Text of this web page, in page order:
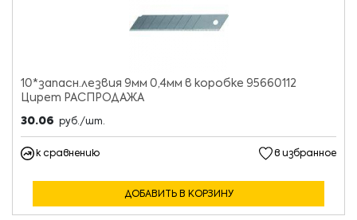
10*запасн.лезвия 9мм 0,4мм в коробке 95660112
Цирет РАСПРОДАЖА
30.06 руб./шт.
к сравнению в избранное
ДОБАВИТЬ В КОРЗИНУ